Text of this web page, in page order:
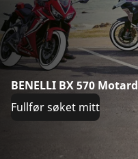
BENELLI BX 570 Motard
Fullfør søket mitt